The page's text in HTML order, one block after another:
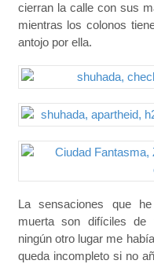
cierran la calle con sus
mientras los colonos
antojo por ella.
La sensaciones que
muerta son difíciles de
ningún otro lugar me
queda incompleto si no